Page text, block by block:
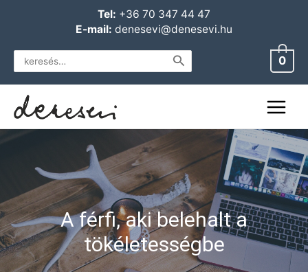
Tel: +36 70 347 44 47
E-mail: denesevi@denesevi.hu
Search
for:
0
A férfi, aki belehalt a
tökéletességbe